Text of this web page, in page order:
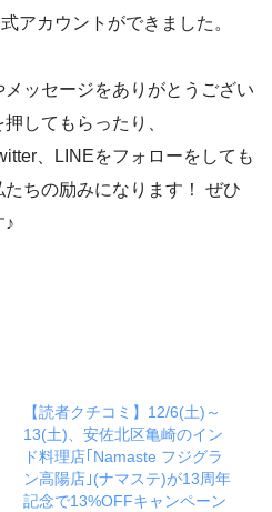
アカウントができました。
ッセージをありがとうござい
してもらったり、
、LINEをフォローをしても
ちの励みになります！ ぜひ
♪
【読者クチコミ】12/6(土)～
13(土)、安佐北区亀崎のイン
ド料理店｢Namaste フジグラ
ン高陽店｣(ナマステ)が13周年
記念で13%OFFキャンペーン